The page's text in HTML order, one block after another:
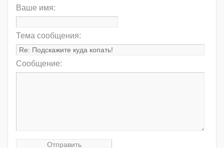
Ваше имя:
Тема сообщения:
Сообщение: